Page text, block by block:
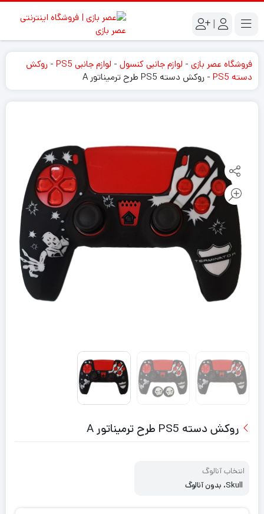
|
فروشگاه عصر بازی - لوازم جانبی کنسول - لوازم جانبی PS5 - روکش
دسته PS5
- روکش دسته PS5 طرح ترمیناتور A
روکش دسته PS5 طرح ترمیناتور A
انتخاب آنالوگ
Skull، بدون آنالوگ